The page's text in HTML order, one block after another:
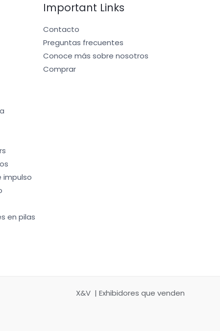
impulso
en pilas
Important Links
Contacto
Preguntas frecuentes
Conoce más sobre nosotros
Comprar
X&V | Exhibidores que venden